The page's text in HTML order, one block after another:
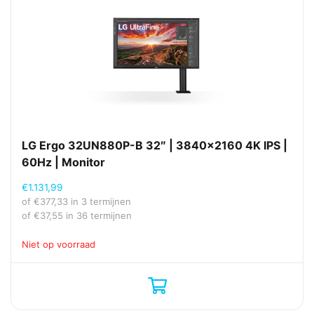
LG Ergo 32UN880P-B 32″ | 3840×2160 4K IPS |
60Hz | Monitor
€1.131,99
of €377,33 in 3 termijnen
of €37,55 in 36 termijnen
Niet op voorraad